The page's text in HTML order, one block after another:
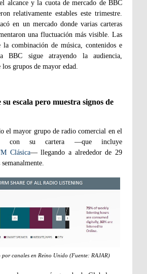
alcance y la cuota de mercado de BBC
relativamente estables este trimestre.
en un mercado donde varias carteras
una fluctuación más visible. Las
la combinación de música, contenidos e
BBC sigue atrayendo la audiencia,
grupos de mayor edad.
escala pero muestra signos de
el mayor grupo de radio comercial en el
con su cartera —que incluye
Clásica— llegando a alrededor de 29
por canales en Reino Unido (Fuente: RAJAR)